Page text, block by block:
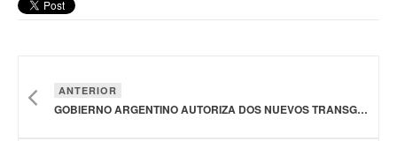
ANTERIOR
GOBIERNO ARGENTINO AUTORIZA DOS NUEVOS TRANSGÉNICOS: MAÍZ Y SOYA